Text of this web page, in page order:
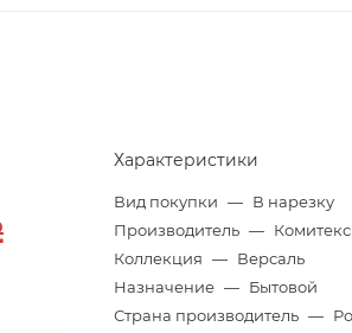
Характеристики
Вид покупки — В нарезку
Производитель — Комитекс
Коллекция — Версаль
Назначение — Бытовой
Страна производитель —